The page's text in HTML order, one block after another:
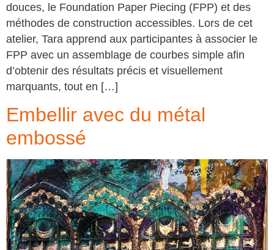
douces, le Foundation Paper Piecing (FPP) et des
méthodes de construction accessibles. Lors de cet
atelier, Tara apprend aux participantes à associer le
FPP avec un assemblage de courbes simple afin
d’obtenir des résultats précis et visuellement
marquants, tout en […]
Embellir avec du métal
embossé